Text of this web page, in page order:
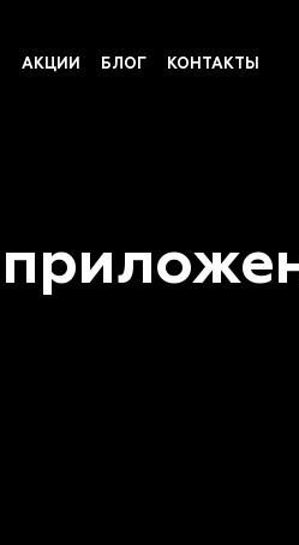
АКЦИИ БЛОГ КОНТАКТЫ